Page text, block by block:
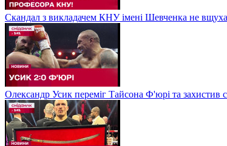
Скандал з викладачем КНУ імені Шевченка не
Олександр Усик переміг Тайсона Ф'юрі та захистив